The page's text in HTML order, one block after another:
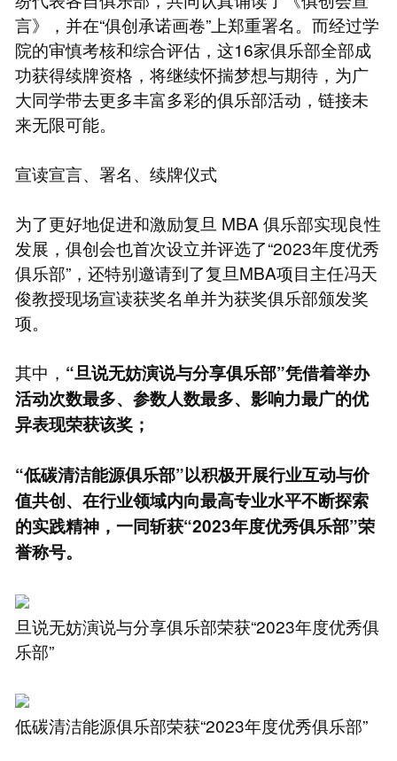
言》，并在“俱创承诺画卷”上郑重署名。而经过学
院的审慎考核和综合评估，这16家俱乐部全部成
功获得续牌资格，将继续怀揣梦想与期待，为广
大同学带去更多丰富多彩的俱乐部活动，链接未
来无限可能。
宣读宣言、署名、续牌仪式
为了更好地促进和激励复旦 MBA 俱乐部实现良性
发展，俱创会也首次设立并评选了“2023年度优秀
俱乐部”，还特别邀请到了复旦MBA项目主任冯天
俊教授现场宣读获奖名单并为获奖俱乐部颁发奖
项。
其中， “旦说无妨演说与分享俱乐部”凭借着举办
活动次数最多、参数人数最多、影响力最广的优
异表现荣获该奖；
“低碳清洁能源俱乐部”以积极开展行业互动与价
值共创、在行业领域内向最高专业水平不断探索
的实践精神，一同斩获“2023年度优秀俱乐部”荣
誉称号。
旦说无妨演说与分享俱乐部荣获“2023年度优秀俱
乐部”
低碳清洁能源俱乐部荣获“2023年度优秀俱乐部”